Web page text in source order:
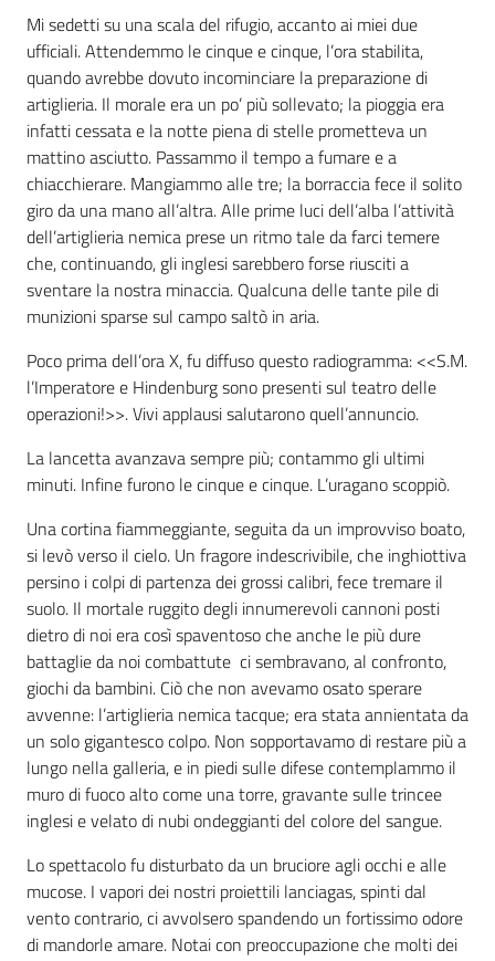
Assemblea
Attività
Argomenti
Per i media
Per i cittadini
Mi sedetti su una scala del rifugio, accanto ai miei due
ufficiali. Attendemmo le cinque e cinque, l’ora stabilita,
quando avrebbe dovuto incominciare la preparazione di
artiglieria. Il morale era un po’ più sollevato; la pioggia era
infatti cessata e la notte piena di stelle prometteva un
mattino asciutto. Passammo il tempo a fumare e a
chiacchierare. Mangiammo alle tre; la borraccia fece il solito
giro da una mano all’altra. Alle prime luci dell’alba l’attività
dell’artiglieria nemica prese un ritmo tale da farci temere
che, continuando, gli inglesi sarebbero forse riusciti a
sventare la nostra minaccia. Qualcuna delle tante pile di
munizioni sparse sul campo saltò in aria.
Poco prima dell’ora X, fu diffuso questo radiogramma: <<S.M.
l’Imperatore e Hindenburg sono presenti sul teatro delle
operazioni!>>. Vivi applausi salutarono quell’annuncio.
La lancetta avanzava sempre più; contammo gli ultimi
minuti. Infine furono le cinque e cinque. L’uragano scoppiò.
Una cortina fiammeggiante, seguita da un improvviso boato,
si levò verso il cielo. Un fragore indescrivibile, che inghiottiva
persino i colpi di partenza dei grossi calibri, fece tremare il
suolo. Il mortale ruggito degli innumerevoli cannoni posti
dietro di noi era così spaventoso che anche le più dure
battaglie da noi combattute ci sembravano, al confronto,
giochi da bambini. Ciò che non avevamo osato sperare
avvenne: l’artiglieria nemica tacque; era stata annientata da
un solo gigantesco colpo. Non sopportavamo di restare più a
lungo nella galleria, e in piedi sulle difese contemplammo il
muro di fuoco alto come una torre, gravante sulle trincee
inglesi e velato di nubi ondeggianti del colore del sangue.
Lo spettacolo fu disturbato da un bruciore agli occhi e alle
mucose. I vapori dei nostri proiettili lanciagas, spinti dal
vento contrario, ci avvolsero spandendo un fortissimo odore
di mandorle amare. Notai con preoccupazione che molti dei